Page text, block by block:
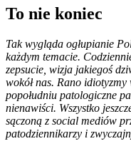
To nie koniec
Tak wygląda ogłupianie
każdym temacie.
zepsucie, wizja jakiegoś
wokół nas. Rano idiotyzmy
popołudniu patologiczne
nienawiści. Wszystko
sączoną z social mediów
patodziennikarzy i